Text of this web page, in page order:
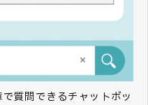
質問できるチャットボッ